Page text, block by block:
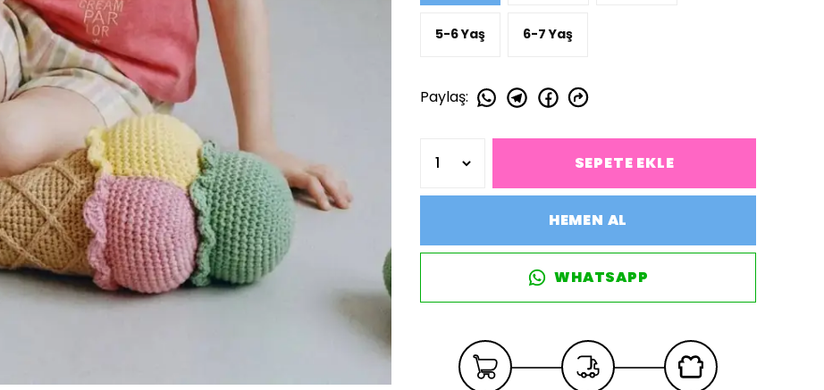
5-6 Yaş 6-7 Yaş
Paylaş:
SEPETE EKLE
HEMEN AL
WHATSAPP